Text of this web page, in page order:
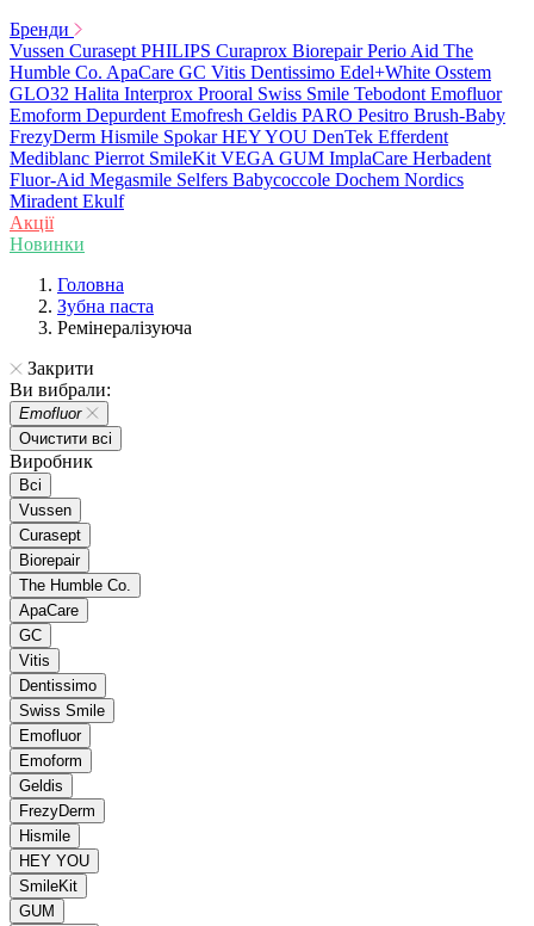
Бренди
Vussen Curasept PHILIPS Curaprox Biorepair Perio Aid The
Humble Co. ApaCare GC Vitis Dentissimo Edel+White Osstem
GLO32 Halita Interprox Prooral Swiss Smile Tebodont Emofluor
Emoform Depurdent Emofresh Geldis PARO Pesitro Brush-Baby
FrezyDerm Hismile Spokar HEY YOU DenTek Efferdent
Mediblanc Pierrot SmileKit VEGA GUM ImplaCare Herbadent
Fluor-Aid Megasmile Selfers Babycoccole Dochem Nordics
Miradent Ekulf
Акції
Новинки
Головна
Зубна паста
Ремінералізуюча
Закрити
Ви вибрали:
Emofluor
Очистити всі
Виробник
Всі
Vussen
Curasept
Biorepair
The Humble Co.
ApaCare
GC
Vitis
Dentissimo
Swiss Smile
Emofluor
Emoform
Geldis
FrezyDerm
Hismile
HEY YOU
SmileKit
GUM